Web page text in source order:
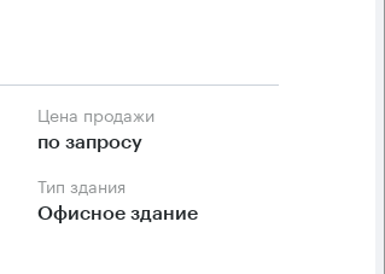
Цена продажи
по запросу
Тип здания
Офисное здание